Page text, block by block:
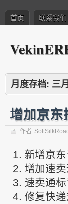
首页 联系我们
月度存档: 三
增加京东
作者: SoftSilkRoad
新增京
增加速
速卖通
修复快